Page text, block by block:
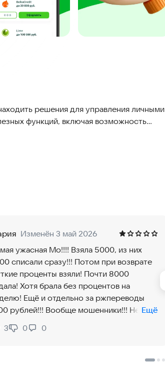
решения для управления личными
функций, включая возможность
сравнение предложений различных
и микрозаймы. Вы можете легко оформить
оформить займы на карту.
минут,
этого, мы предлагаем платформу,
множества предложений от различных
выгодные условия на займы на
Изменён 3 май 2026
ужасная Мо!!!! Взяла 5000, из них
списали сразу!!! Потом при возврате
проценты взяли! Почти 8000
Хотя брала без процентов на
Ещё и отдельно за ржпереводы
рублей!!! Вообще мошенники!!! Не Ещё
3
Не нравится:
0 0